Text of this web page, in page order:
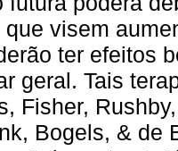
visem
ter efeitos
geral. Tais
Fisher,
Bogels, & de